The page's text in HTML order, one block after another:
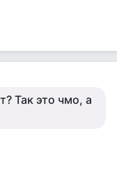
Так это чмо, а